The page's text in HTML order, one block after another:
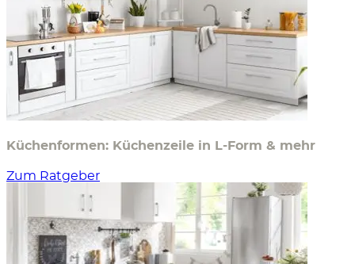
Küchenformen: Küchenzeile in L-Form & mehr
Zum Ratgeber